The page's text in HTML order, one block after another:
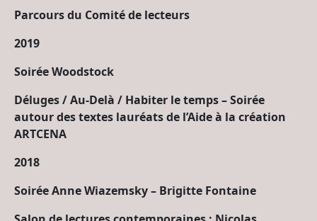
Parcours du Comité de lecteurs
2019
Soirée Woodstock
Déluges / Au-Delà / Habiter le temps – Soirée
autour des textes lauréats de l’Aide à la création
ARTCENA
2018
Soirée Anne Wiazemsky– Brigitte Fontaine